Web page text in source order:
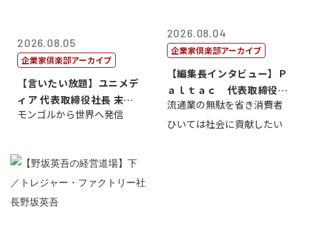
2026.08.05
企業家倶楽部アーカイブ
【言いたい放題】ユニメデ
ィア 代表取締役社長 末田
真
モンゴルから世界へ発信
2026.08.04
企業家倶楽部アーカイブ
【編集長インタビュー】Ｐ
ａｌｔａｃ 代表取締役会
長三木田國夫
流通業の無駄を省き消費者
ひいては社会に貢献したい